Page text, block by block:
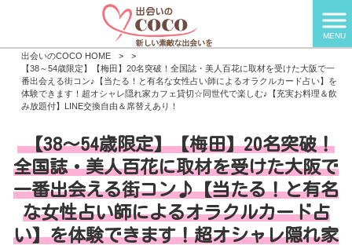
MENU
出会いのCOCO HOME >
>
【38～54歳限定】【梅田】20名突破！全国誌・美人百花に取材を受けた大阪で一
番出会える街コン♪【当たる！と有名な女性占い師によるオラクルカード占い】を
体験できます！超オシャレ隠れ家カフェ貸切☆同世代で楽しむ♪【充実お料理＆飲
み放題付】LINE交換自由＆席替えあり！
【38～54歳限定】【梅田】20名突破！
全国誌・美人百花に取材を受けた大阪で
一番出会える街コン♪【当たる！と有名
な女性占い師によるオラクルカード占
い】を体験できます！超オシャレ隠れ家